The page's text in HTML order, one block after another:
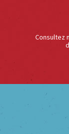
Consultez